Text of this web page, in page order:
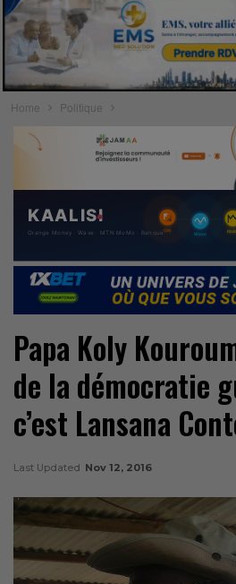
Home Politique
Papa Koly
de la démocratie
c’est Lansana
Last Updated Nov 12, 2016